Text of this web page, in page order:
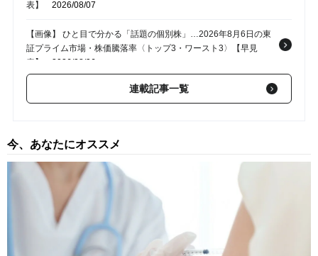
表】
2026/08/07
【画像】 ひと目で分かる「話題の個別株」…2026年8月6日の東
証プライム市場・株価騰落率〈トップ3・ワースト3〉【早見
表】
2026/08/06
【画像】 ひと目で分かる「話題の個別株」…2026年8月5日の東
証プライム市場・株価騰落率〈トップ3・ワースト3〉【早見
【画像】 ひと目で分かる「話題の個別株」…2026年8月4日の東
証プライム市場・株価騰落率〈トップ3・ワースト3〉【早見
表】2026/08/04
【画像】 ひと目で分かる「話題の個別株」…2026年8月3日の東
証プライム市場・株価騰落率〈トップ3・ワースト3〉【早見
2026/08/03
連載記事一覧
今、あなたにオススメ